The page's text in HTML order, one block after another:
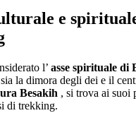
e
l’ asse spirituale di
la dimora degli dei e il
Besakih , si trova ai suoi
di trekking.